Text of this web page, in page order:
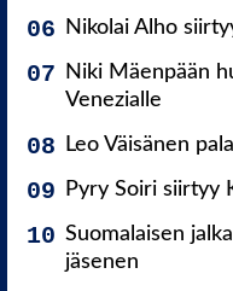
Nikolai Alho
Niki Mäenpään
Venezialle
Leo Väisänen
Pyry Soiri siirtyy
Suomalaisen
jäsenen